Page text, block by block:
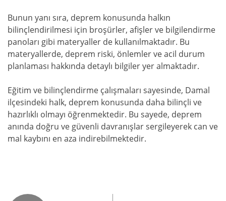
Bunun yanı sıra, deprem konusunda halkın
bilinçlendirilmesi için broşürler, afişler ve bilgilendirme
panoları gibi materyaller de kullanılmaktadır. Bu
materyallerde, deprem riski, önlemler ve acil durum
planlaması hakkında detaylı bilgiler yer almaktadır.
Eğitim ve bilinçlendirme çalışmaları sayesinde, Damal
ilçesindeki halk, deprem konusunda daha bilinçli ve
hazırlıklı olmayı öğrenmektedir. Bu sayede, deprem
anında doğru ve güvenli davranışlar sergileyerek can ve
mal kaybını en aza indirebilmektedir.